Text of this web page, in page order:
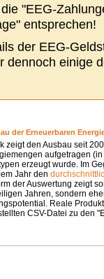
"EEG-
entsprechen!
der EEG-
dennoch einige
der Erneuerbaren
zeigt den Ausbau seit
aufgetragen
erzeugt wurde. Im
Jahr den
der Auswertung zeigt
Jahren, sondern
Reale
CSV-Datei zu den